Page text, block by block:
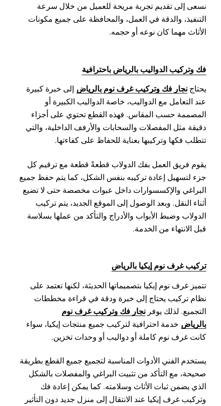
نسعى إلى تقديم تجربة مريحة للعميل من خلال سرعة
التنفيذ، والدقة في العمل، والمحافظة على جميع مكونات
الأثاث مهما كان نوعه أو حجمه.
فك وتركيب الدواليب بالرياض باحترافية
يحتاج نجار فك وتركيب غرف نوم بالرياض إلى خبرة كبيرة
عند التعامل مع الدواليب، خاصة الدواليب الكبيرة أو
المصممة حسب المقاس. فهذه القطع تحتوي على أجزاء
دقيقة مثل المفصلات والسحابات والأرفف الداخلية، والتي
تتطلب فكها وتركيبها بعناية للحفاظ على كفاءتها.
يقوم فريق العمل بفك الدولاب قطعةً قطعة مع ترقيم كل
جزء لتسهيل إعادة تركيبه بنفس الشكل، كما يتم حفظ جميع
البراغي والإكسسوارات داخل عبوات مخصصة حتى لا تضيع
أثناء النقل. وبعد الوصول إلى الموقع الجديد، يتم تركيب
الدولاب وضبط الأبواب والأدراج والتأكد من عملها بسلاسة
قبل الانتهاء من الخدمة.
تركيب غرف نوم إيكيا بالرياض
تتميز غرف نوم إيكيا بتصميماتها الحديثة، لكنها تعتمد على
نظام تركيب يحتاج إلى خبرة ودقة في قراءة مخططات
التجميع. لذلك يوفر نجار فك وتركيب غرف نوم
بالرياض خدمة احترافية لتركيب جميع منتجات إيكيا، سواء
كانت غرف نوم كاملة أو دواليب أو وحدات تخزين.
يستخدم الفني الأدوات المناسبة لتجميع جميع القطع بطريقة
صحيحة، مع التأكد من تثبيت البراغي والمفصلات بالشكل
الذي يضمن ثبات الأثاث وسلامته. كما يمكن إعادة فك
وتركيب غرف إيكيا عند الانتقال إلى منزل جديد دون التأثير